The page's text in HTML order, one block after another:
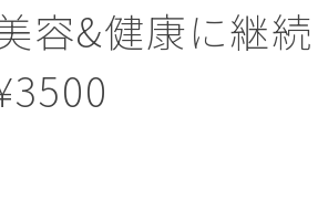
美容&健康に継